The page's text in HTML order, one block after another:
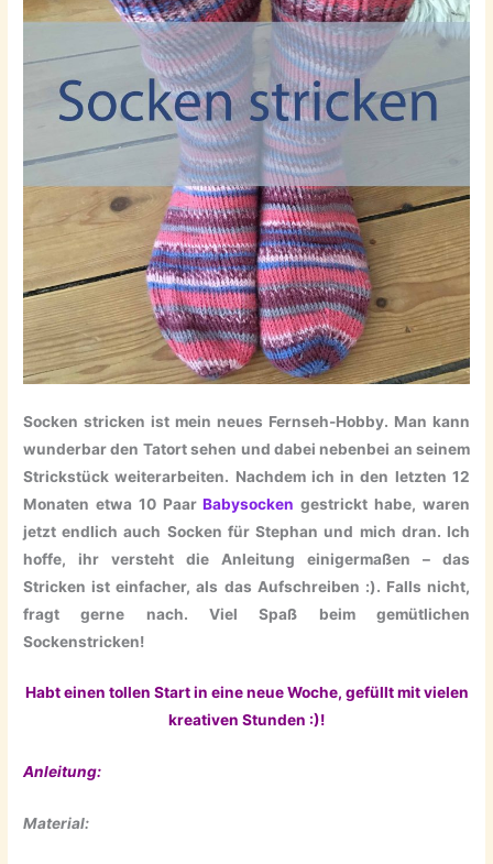
Socken stricken ist mein neues Fernseh-Hobby. Man kann
wunderbar den Tatort sehen und dabei nebenbei an seinem
Strickstück weiterarbeiten. Nachdem ich in den letzten 12
Monaten etwa 10 PaarBabysocken gestrickt habe, waren
jetzt endlich auch Socken für Stephan und mich dran. Ich
hoffe, ihr versteht die Anleitung einigermaßen – das
Stricken ist einfacher, als das Aufschreiben :). Falls nicht,
fragt gerne nach. Viel Spaß beim gemütlichen
Sockenstricken!
Habt einen tollen Start in eine neue Woche, gefüllt mit vielen
kreativen Stunden :)!
Anleitung:
Material: